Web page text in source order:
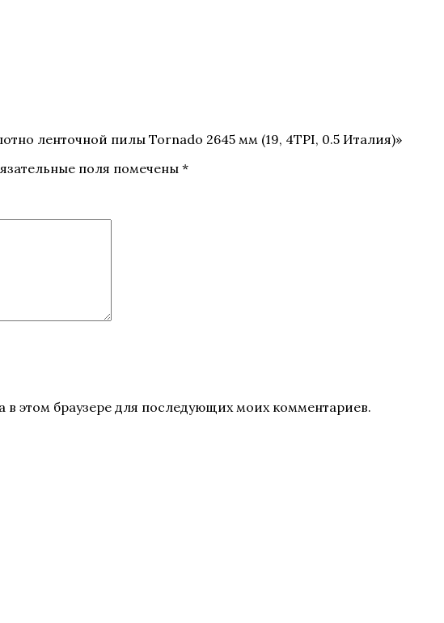
ленточной пилы Tornado 2645 мм (19, 4TPI, 0.5 Италия)»
поля помечены *
в этом браузере для последующих моих комментариев.